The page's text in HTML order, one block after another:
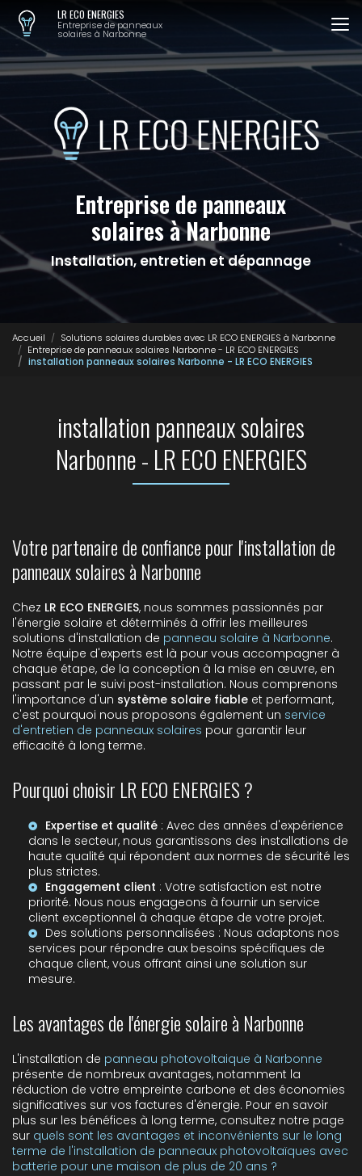
Aller
au
contenu
principal
LR ECO ENERGIES
Entreprise de panneaux
solaires à Narbonne
Entreprise de panneaux
solaires à Narbonne
Installation, entretien et dépannage
Accueil
Solutions solaires durables avec LR ECO ENERGIES à Narbonne
Entreprise de panneaux solaires Narbonne - LR ECO ENERGIES
installation panneaux solaires Narbonne - LR ECO ENERGIES
installation panneaux solaires
Narbonne - LR ECO ENERGIES
Votre partenaire de confiance pour l'installation de
panneaux solaires à Narbonne
Chez LR ECO ENERGIES, nous sommes passionnés par
l'énergie solaire et déterminés à offrir les meilleures
solutions d'installation de panneau solaire à Narbonne.
Notre équipe d'experts est là pour vous accompagner à
chaque étape, de la conception à la mise en œuvre, en
passant par le suivi post-installation. Nous comprenons
l'importance d'un système solaire fiable et performant,
c'est pourquoi nous proposons également un service
d'entretien de panneaux solaires pour garantir leur
efficacité à long terme.
Pourquoi choisir LR ECO ENERGIES ?
Expertise et qualité : Avec des années d'expérience
dans le secteur, nous garantissons des installations de
haute qualité qui répondent aux normes de sécurité les
plus strictes.
Engagement client : Votre satisfaction est notre
priorité. Nous nous engageons à fournir un service
client exceptionnel à chaque étape de votre projet.
Des solutions personnalisées : Nous adaptons nos
services pour répondre aux besoins spécifiques de
chaque client, vous offrant ainsi une solution sur
mesure.
Les avantages de l'énergie solaire à Narbonne
L'installation de panneau photovoltaique à Narbonne
présente de nombreux avantages, notamment la
réduction de votre empreinte carbone et des économies
significatives sur vos factures d'énergie. Pour en savoir
plus sur les bénéfices à long terme, consultez notre page
sur quels sont les avantages et inconvénients sur le long
terme de l'installation de panneaux photovoltaïques avec
batterie pour une maison de plus de 20 ans ?